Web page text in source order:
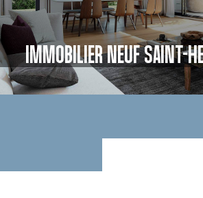
IMMOBILIER NEUF SAINT-